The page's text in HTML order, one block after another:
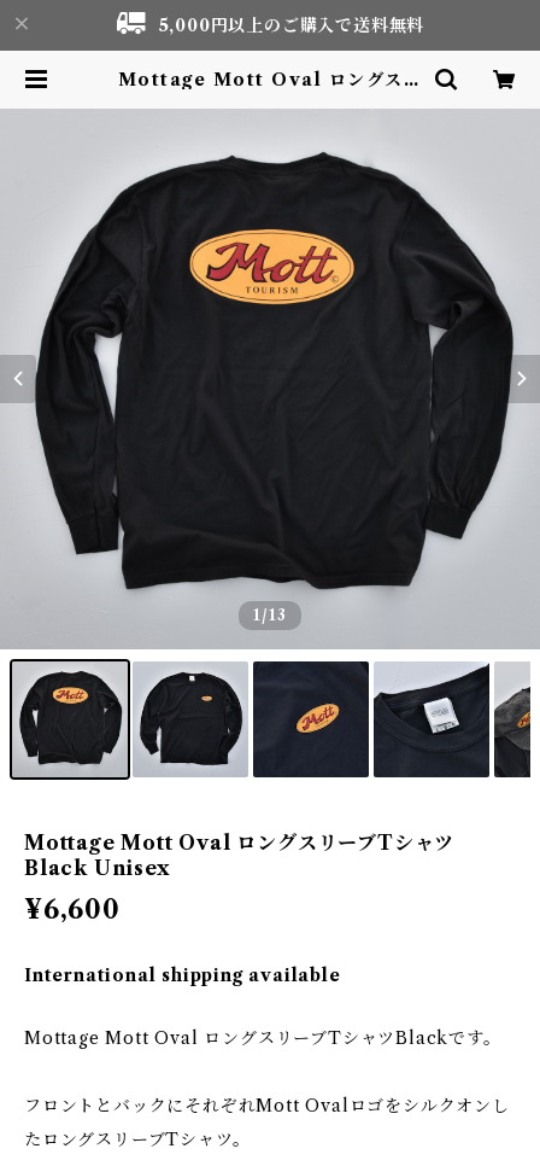
5,000円以上のご購入で送料無料
Mottage Mott Oval ロングスリ
1/13
Mottage Mott Oval ロングスリーブTシャツ
Black Unisex
¥6,600
International shipping available
Mottage Mott Oval ロングスリーブTシャツBlackです。
フロントとバックにそれぞれMott Ovalロゴをシルクオンし
たロングスリーブTシャツ。